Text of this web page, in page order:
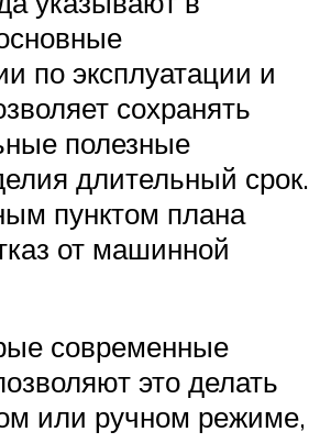
по эксплуатации и
сохранять
полезные
длительный срок.
пунктом плана
от машинной
современные
это делать
или ручном режиме,